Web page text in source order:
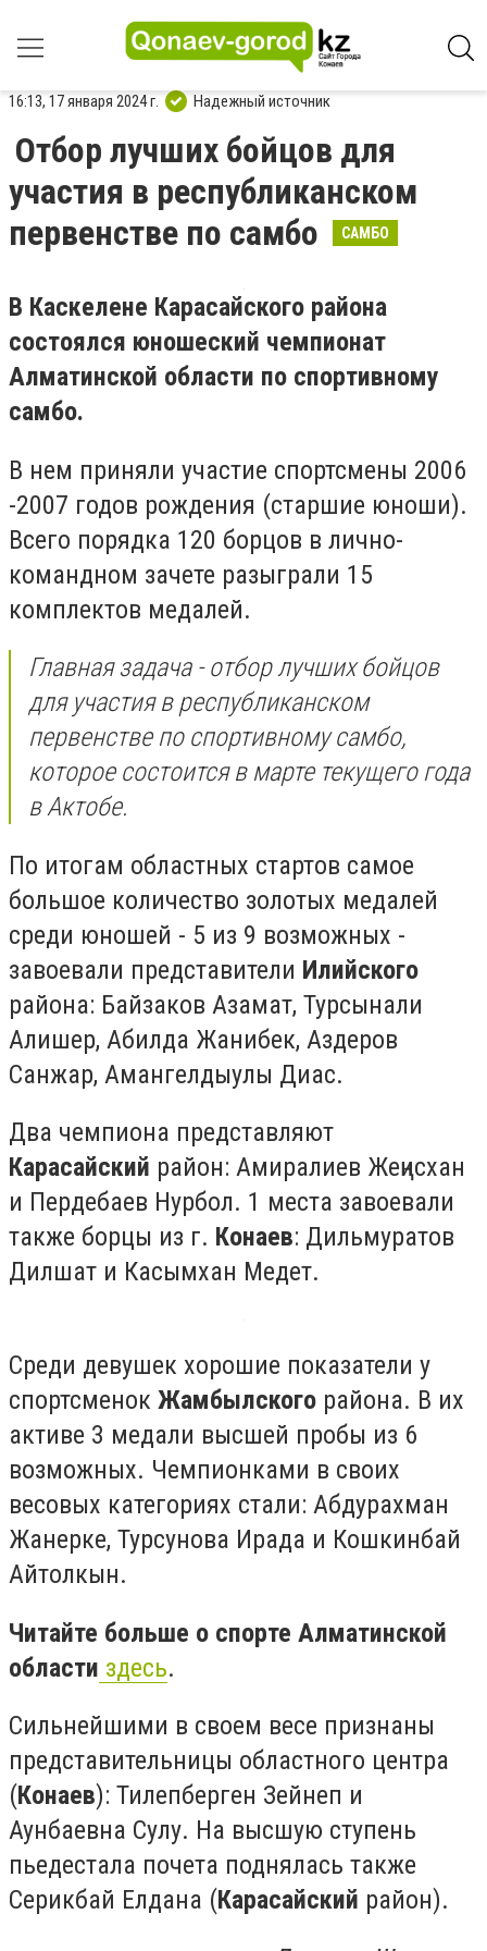
16:13, 17 января 2024 г. Надежный источник
Отбор лучших бойцов для
участия в республиканском
первенстве по самбо
САМБО
В Каскелене Карасайского района
состоялся юношеский чемпионат
Алматинской области по спортивному
самбо.
В нем приняли участие спортсмены 2006
-2007 годов рождения (старшие юноши).
Всего порядка 120 борцов в лично-
командном зачете разыграли 15
комплектов медалей.
Главная задача - отбор лучших бойцов
для участия в республиканском
первенстве по спортивному самбо,
которое состоится в марте текущего года
в Актобе.
По итогам областных стартов самое
большое количество золотых медалей
среди юношей - 5 из 9 возможных -
завоевали представители Илийского
района: Байзаков Азамат, Турсынали
Алишер, Абилда Жанибек, Аздеров
Санжар, Амангелдыулы Диас.
Два чемпиона представляют
Карасайский район: Амиралиев Жеңисхан
и Пердебаев Нурбол. 1 места завоевали
также борцы из г. Конаев: Дильмуратов
Дилшат и Касымхан Медет.
Среди девушек хорошие показатели у
спортсменок Жамбылского района. В их
активе 3 медали высшей пробы из 6
возможных. Чемпионками в своих
весовых категориях стали: Абдурахман
Жанерке, Турсунова Ирада и Кошкинбай
Айтолкын.
Читайте больше о спорте Алматинской
области здесь.
Сильнейшими в своем весе признаны
представительницы областного центра
(Конаев): Тилепберген Зейнеп и
Аунбаевна Сулу. На высшую ступень
пьедестала почета поднялась также
Серикбай Елдана (Карасайский район).